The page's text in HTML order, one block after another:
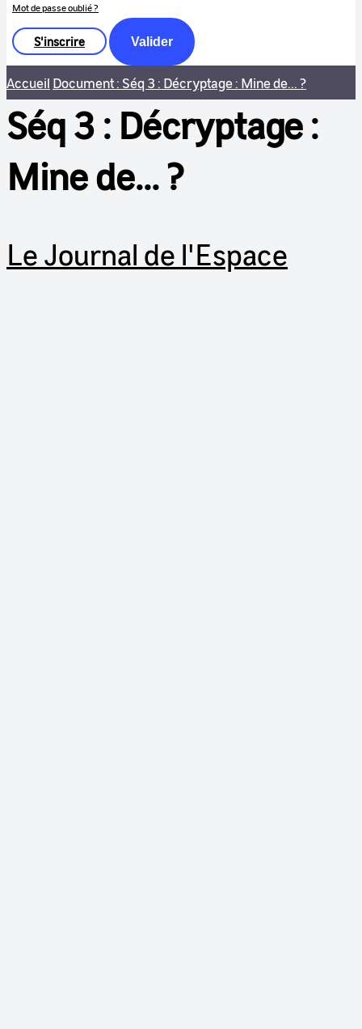
Mot de passe oublié ?
S'inscrire Valider
Accueil Document : Séq 3 : Décryptage : Mine de... ?
Séq 3 : Décryptage :
Mine de... ?
Le Journal de l'Espace